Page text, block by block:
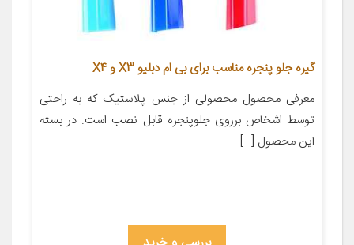
گیره جلو پنجره مناسب برای بی ام دبلیو X3 و X4
معرفی محصول محصولی از جنس پلاستیک که به راحتی
توسط اشخاص برروی جلوپنجره قابل نصب است. در بسته
این محصول […]